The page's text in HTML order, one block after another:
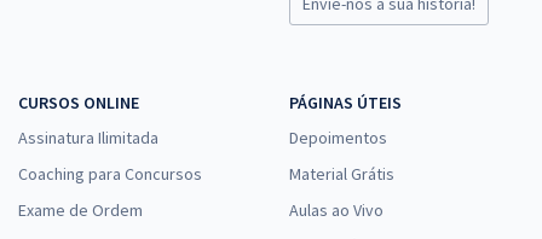
CURSOS ONLINE
Assinatura Ilimitada
Coaching para Concursos
Exame de Ordem
PÁGINAS ÚTEIS
Depoimentos
Material Grátis
Aulas ao Vivo